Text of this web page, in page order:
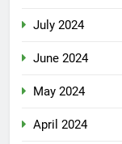
July 2024
June 2024
May 2024
April 2024